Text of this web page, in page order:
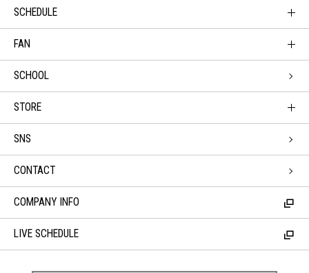
SCHEDULE
FAN
SCHOOL
STORE
SNS
CONTACT
COMPANY INFO
LIVE SCHEDULE